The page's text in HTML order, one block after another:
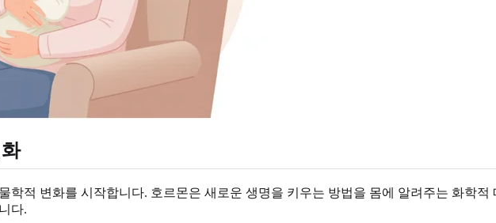
학적 변화를 시작합니다. 호르몬은 새로운 생명을 키우는 방법을 몸에 알려주는 화학
다.